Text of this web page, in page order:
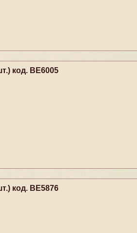
код. BE6005
код. BE5876